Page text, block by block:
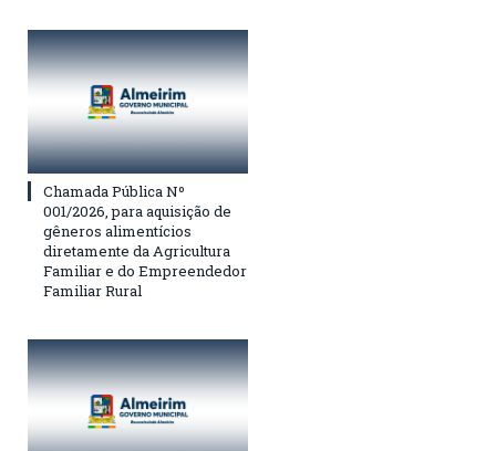
Chamada Pública Nº
001/2026, para aquisição de
gêneros alimentícios
diretamente da Agricultura
Familiar e do Empreendedor
Familiar Rural